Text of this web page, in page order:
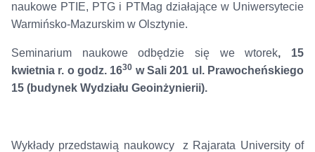
naukowe PTIE, PTG i PTMag działające w Uniwersytecie
Warmińsko-Mazurskim w Olsztynie.
Seminarium naukowe odbędzie się we wtorek, 15
kwietnia r. o godz. 1630 w Sali 201 ul. Prawocheńskiego
15 (budynek Wydziału Geoinżynierii).
Wykłady przedstawią naukowcy z Rajarata University of